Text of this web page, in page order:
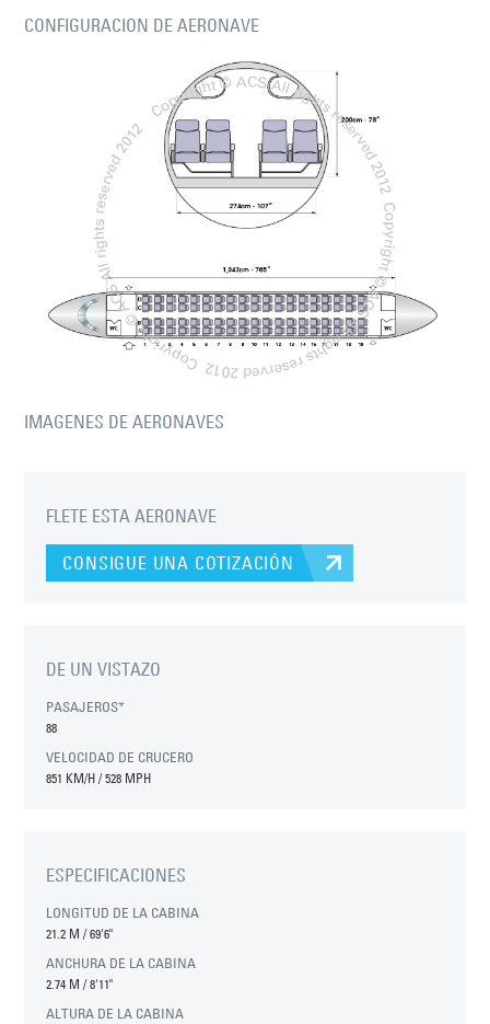
CONFIGURACION DE AERONAVE
IMAGENES DE AERONAVES
FLETE ESTA AERONAVE
CONSIGUE UNA COTIZACIÓN
DE UN VISTAZO
PASAJEROS*
88
VELOCIDAD DE CRUCERO
851 KM/H / 528 MPH
ESPECIFICACIONES
LONGITUD DE LA CABINA
21.2 M/69'6"
ANCHURA DE LA CABINA
2.74 M/8'11"
ALTURA DE LA CABINA